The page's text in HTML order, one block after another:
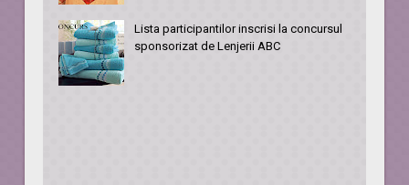
Lista participantilor inscrisi la concursul
sponsorizat de Lenjerii ABC